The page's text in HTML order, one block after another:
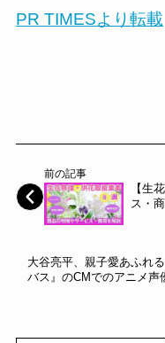
PR TIMESより転載
前の記事
【生
ス・
大谷亮平、親子愛あふれ
バス』のCMでのアニメ